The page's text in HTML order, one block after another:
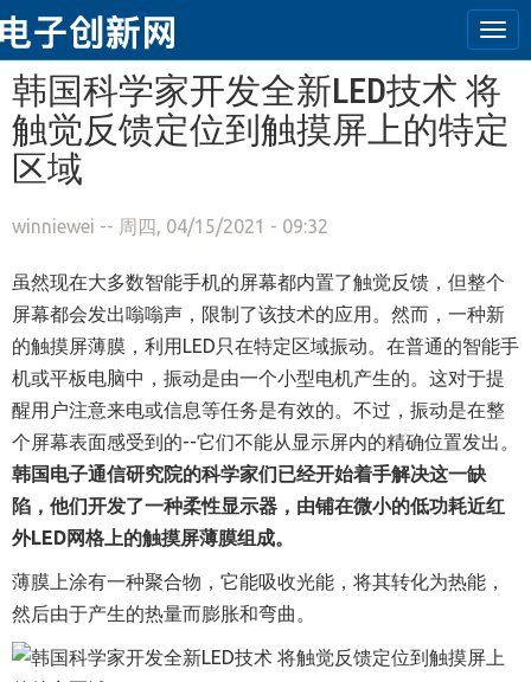
跳转到主要内容
韩国科学家开发全新LED技术 将
触觉反馈定位到触摸屏上的特定
区域
winniewei -- 周四, 04/15/2021 - 09:32
虽然现在大多数智能手机的屏幕都内置了触觉反馈，但整个
屏幕都会发出嗡嗡声，限制了该技术的应用。然而，一种新
的触摸屏薄膜，利用LED只在特定区域振动。在普通的智能手
机或平板电脑中，振动是由一个小型电机产生的。这对于提
醒用户注意来电或信息等任务是有效的。不过，振动是在整
个屏幕表面感受到的--它们不能从显示屏内的精确位置发出。
韩国电子通信研究院的科学家们已经开始着手解决这一缺
陷，他们开发了一种柔性显示器，由铺在微小的低功耗近红
外LED网格上的触摸屏薄膜组成。
薄膜上涂有一种聚合物，它能吸收光能，将其转化为热能，
然后由于产生的热量而膨胀和弯曲。